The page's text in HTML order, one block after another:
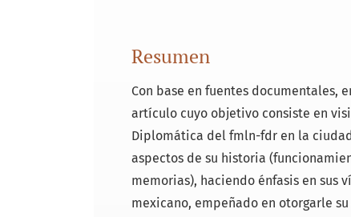
Resumen
Con base en fuentes documentales,
artículo cuyo objetivo consiste en
Diplomática del fmln-fdr en la
aspectos de su historia
memorias), haciendo énfasis en sus
mexicano, empeñado en otorgarle